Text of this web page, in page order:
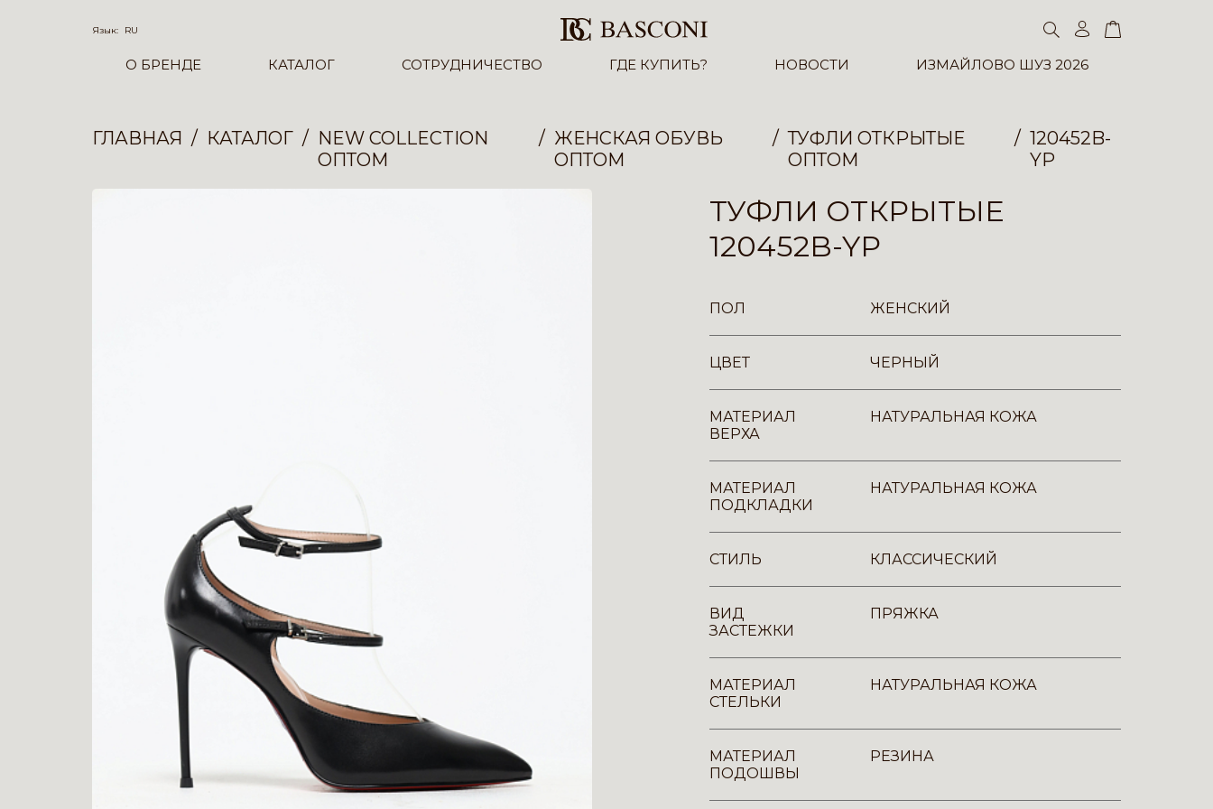
Язык: RU
О БРЕНДЕ КАТАЛОГ СОТРУДНИЧЕСТВО ГДЕ КУПИТЬ? НОВОСТИ ИЗМАЙЛОВО ШУЗ 2026
ГЛАВНАЯ КАТАЛОГ
NEW COLLECTION
ОПТОМ
ЖЕНСКАЯ ОБУВЬ
ОПТОМ
ТУФЛИ ОТКРЫТЫЕ
ОПТОМ
120452B-
YP
ТУФЛИ ОТКРЫТЫЕ
120452B-YP
ПОЛ ЖЕНСКИЙ
ЦВЕТ ЧЕРНЫЙ
МАТЕРИАЛ
ВЕРХА
НАТУРАЛЬНАЯ КОЖА
МАТЕРИАЛ
ПОДКЛАДКИ
НАТУРАЛЬНАЯ КОЖА
СТИЛЬ КЛАССИЧЕСКИЙ
ВИД
ЗАСТЕЖКИ
ПРЯЖКА
МАТЕРИАЛ
СТЕЛЬКИ
НАТУРАЛЬНАЯ КОЖА
МАТЕРИАЛ
ПОДОШВЫ
РЕЗИНА